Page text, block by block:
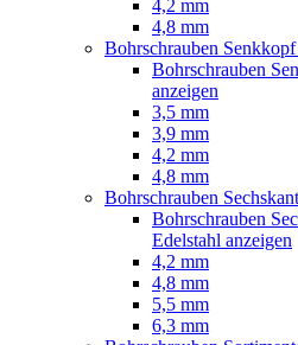
4,2 mm
4,8 mm
Bohrschrauben
Bohrschrauben
anzeigen
3,5 mm
3,9 mm
4,2 mm
4,8 mm
Bohrschrauben
Bohrschrauben
Edelstahl anzeigen
4,2 mm
4,8 mm
5,5 mm
6,3 mm